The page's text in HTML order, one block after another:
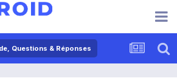
Questions & Réponses